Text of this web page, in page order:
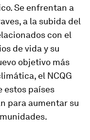
Se enfrentan a
a la subida del
con el
de vida y su
objetivo más
el NCQG
estos países
para aumentar su